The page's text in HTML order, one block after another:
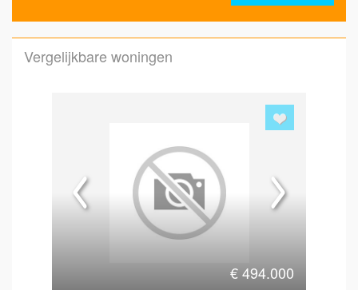
Vergelijkbare woningen
€494.000